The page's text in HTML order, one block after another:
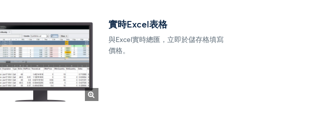
實時Excel表格
與Excel實時總匯，立即於儲存格填寫
價格。